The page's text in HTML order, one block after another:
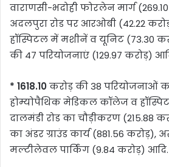
वाराणसी-भदोही फोरलेन मार्ग
अदलपुरा रोड पर आरओबी (42.22
हॉस्पिटल में मशीनें व यूनिट (73.30
की 47 परियोजनाएं (129.97 करोड़)
* 1618.10करोड़ की 38 परियोजनाओं
होम्योपैथिक मेडिकल कॉलेज व
दालमंडी रोड का चौड़ीकरण (215.88
का अंडर ग्राउंड कार्य (881.56 करोड़),
मल्टीलेवल पार्किंग (9.84 करोड़) आदि.